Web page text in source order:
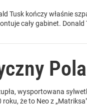
Tusk kończy właśnie
cały gabinet.
wysportowana
że to Neo z